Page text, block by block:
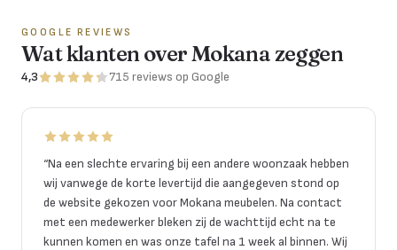
GOOGLE REVIEWS
Wat klanten over Mokana zeggen
4,3 715 reviews op Google
“Na een slechte ervaring bij een andere woonzaak hebben
wij vanwege de korte levertijd die aangegeven stond op
de website gekozen voor Mokana meubelen. Na contact
met een medewerker bleken zij de wachttijd echt na te
kunnen komen en was onze tafel na 1 week al binnen. Wij